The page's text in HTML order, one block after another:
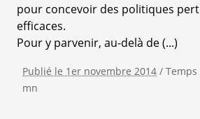
pour concevoir des politiques
efficaces.
Pour y parvenir, au-delà de (...)
Publié le 1er novembre 2014 /
mn